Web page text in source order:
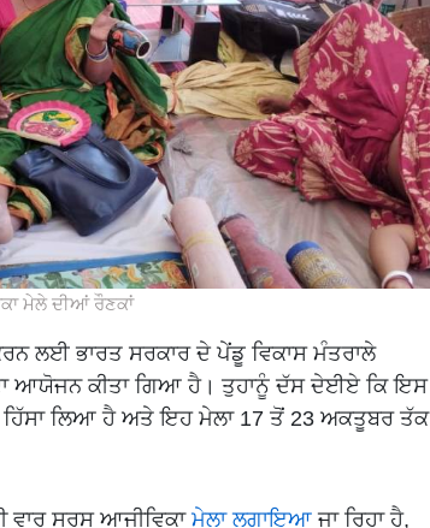
ਮੇਲੇ ਦੀਆਂ ਰੌਣਕਾਂ
ਲਈ ਭਾਰਤ ਸਰਕਾਰ ਦੇ ਪੇਂਡੂ ਵਿਕਾਸ ਮੰਤਰਾਲੇ
ਆਯੋਜਨ ਕੀਤਾ ਗਿਆ ਹੈ। ਤੁਹਾਨੂੰ ਦੱਸ ਦੇਈਏ ਕਿ ਇਸ
ਲਿਆ ਹੈ ਅਤੇ ਇਹ ਮੇਲਾ 17 ਤੋਂ 23 ਅਕਤੂਬਰ ਤੱਕ
ਸਰਸ ਆਜੀਵਿਕਾਮੇਲਾ ਲਗਾਇਆਜਾ ਰਿਹਾ ਹੈ,